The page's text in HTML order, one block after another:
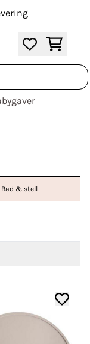
Bad & stell